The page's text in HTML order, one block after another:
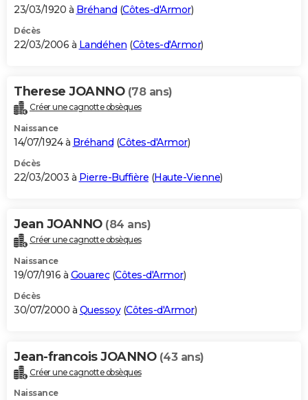
23/03/1920 à Bréhand (Côtes-d'Armor)
Décès
22/03/2006 à Landéhen (Côtes-d'Armor)
Therese JOANNO (78 ans)
Créer une cagnotte obsèques
Naissance
14/07/1924 à Bréhand (Côtes-d'Armor)
Décès
22/03/2003 à Pierre-Buffière (Haute-Vienne)
Jean JOANNO (84 ans)
Créer une cagnotte obsèques
Naissance
19/07/1916 à Gouarec(Côtes-d'Armor)
Décès
30/07/2000 à Quessoy(Côtes-d'Armor)
Jean-francois JOANNO (43 ans)
Créer une cagnotte obsèques
Naissance